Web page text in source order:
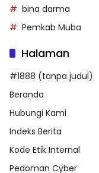
bina darma
Pemkab Muba
Halaman
#1888 (tanpa judul)
Beranda
Hubungi Kami
Indeks Berita
Kode Etik Internal
Pedoman Cyber